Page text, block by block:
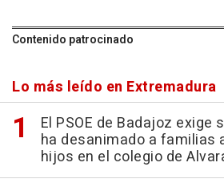
Contenido patrocinado
Lo más leído en Extremadura
El PSOE de Badajoz exige
ha desanimado a familias
hijos en el colegio de